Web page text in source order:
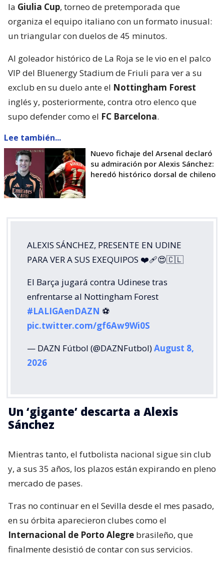
la Giulia Cup, torneo de pretemporada que
organiza el equipo italiano con un formato inusual:
un triangular con duelos de 45 minutos.
Al goleador histórico de La Roja se le vio en el palco
VIP del Bluenergy Stadium de Friuli para ver a su
exclub en su duelo ante el Nottingham Forest
inglés y, posteriormente, contra otro elenco que
supo defender como el FC Barcelona.
Lee también...
Nuevo fichaje del Arsenal declaró
su admiración por Alexis Sánchez:
heredó histórico dorsal de chileno
ALEXIS SÁNCHEZ, PRESENTE EN UDINE
PARA VER A SUS EXEQUIPOS ❤️‍🩹😍🇨🇱
El Barça jugará contra Udinese tras
enfrentarse al Nottingham Forest
#LALIGAenDAZN ⚽️
pic.twitter.com/gf6Aw9Wi0S
— DAZN Fútbol (@DAZNFutbol)August 8,
2026
Un ‘gigante’ descarta a Alexis
Sánchez
Mientras tanto, el futbolista nacional sigue sin club
y, a sus 35 años, los plazos están expirando en pleno
mercado de pases.
Tras no continuar en el Sevilla desde el mes pasado,
en su órbita aparecieron clubes como el
Internacional de Porto Alegre brasileño, que
finalmente desistió de contar con sus servicios.